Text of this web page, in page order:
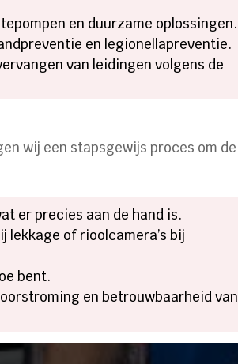
en duurzame oplossingen.
en legionellapreventie.
van leidingen volgens de
wij een stapsgewijs proces om de
er precies aan de hand is.
lekkage of rioolcamera’s bij
bent.
en betrouwbaarheid van